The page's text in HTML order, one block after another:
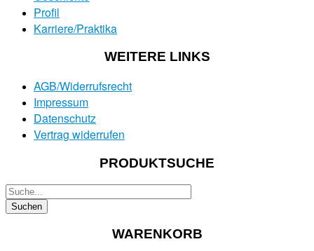
Profil
Karriere/Praktika
WEITERE LINKS
AGB/Widerrufsrecht
Impressum
Datenschutz
Vertrag widerrufen
PRODUKTSUCHE
WARENKORB